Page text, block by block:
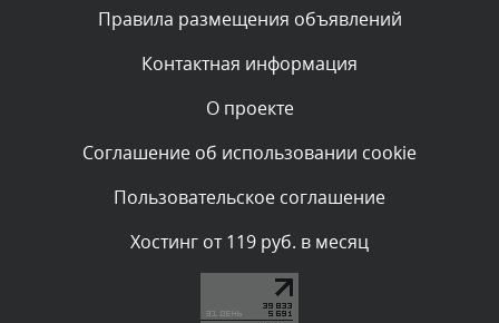
администратором.
Комментарий проверяется
администратором.
Комментарий проверяется
Текст комментария будет виден после проверки
Правила размещения объявлений
Контактная информация
О проекте
Соглашение об использовании cookie
Пользовательское соглашение
Хостинг от 119 руб. в месяц